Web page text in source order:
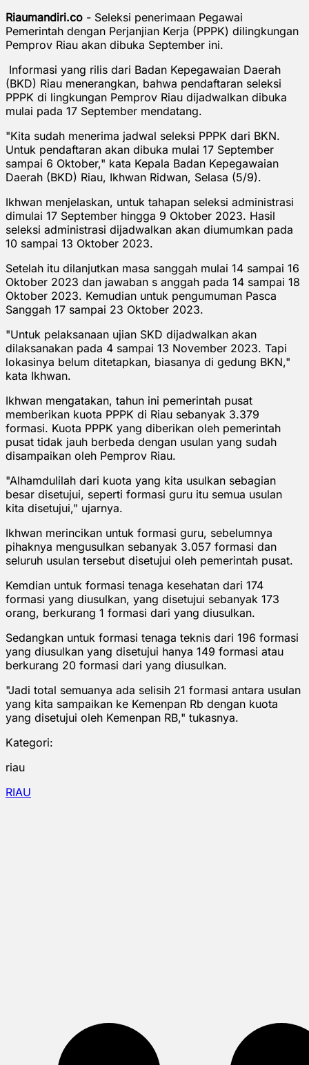
Riaumandiri.co - Seleksi penerimaan Pegawai
Pemerintah dengan Perjanjian Kerja (PPPK) dilingkungan
Pemprov Riau akan dibuka September ini.
Informasi yang rilis dari Badan Kepegawaian Daerah
(BKD) Riau menerangkan, bahwa pendaftaran seleksi
PPPK di lingkungan Pemprov Riau dijadwalkan dibuka
mulai pada 17 September mendatang.
"Kita sudah menerima jadwal seleksi PPPK dari BKN.
Untuk pendaftaran akan dibuka mulai 17 September
sampai 6 Oktober," kata Kepala Badan Kepegawaian
Daerah (BKD) Riau, Ikhwan Ridwan, Selasa (5/9).
Ikhwan menjelaskan, untuk tahapan seleksi administrasi
dimulai 17 September hingga 9 Oktober 2023. Hasil
seleksi administrasi dijadwalkan akan diumumkan pada
10 sampai 13 Oktober 2023.
Setelah itu dilanjutkan masa sanggah mulai 14 sampai 16
Oktober 2023 dan jawaban s anggah pada 14 sampai 18
Oktober 2023. Kemudian untuk pengumuman Pasca
Sanggah 17 sampai 23 Oktober 2023.
"Untuk pelaksanaan ujian SKD dijadwalkan akan
dilaksanakan pada 4 sampai 13 November 2023. Tapi
lokasinya belum ditetapkan, biasanya di gedung BKN,"
kata Ikhwan.
Ikhwan mengatakan, tahun ini pemerintah pusat
memberikan kuota PPPK di Riau sebanyak 3.379
formasi. Kuota PPPK yang diberikan oleh pemerintah
pusat tidak jauh berbeda dengan usulan yang sudah
disampaikan oleh Pemprov Riau.
"Alhamdulilah dari kuota yang kita usulkan sebagian
besar disetujui, seperti formasi guru itu semua usulan
kita disetujui," ujarnya.
Ikhwan merincikan untuk formasi guru, sebelumnya
pihaknya mengusulkan sebanyak 3.057 formasi dan
seluruh usulan tersebut disetujui oleh pemerintah pusat.
Kemdian untuk formasi tenaga kesehatan dari 174
formasi yang diusulkan, yang disetujui sebanyak 173
orang, berkurang 1 formasi dari yang diusulkan.
Sedangkan untuk formasi tenaga teknis dari 196 formasi
yang diusulkan yang disetujui hanya 149 formasi atau
berkurang 20 formasi dari yang diusulkan.
"Jadi total semuanya ada selisih 21 formasi antara usulan
yang kita sampaikan ke Kemenpan Rb dengan kuota
yang disetujui oleh Kemenpan RB," tukasnya.
Kategori:
riau
RIAU